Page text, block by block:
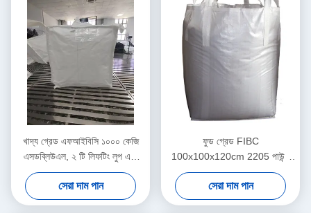
খাদ্য গ্রেড এফআইবিসি ১০০০ কেজি
এসডব্লিউএল, ২ টি লিফটিং লুপ এবং
ইউভি ট্রিটমেন্ট সহ
সেরা দাম পান
ফুড গ্রেড FIBC
100x100x120cm 2205 পাউন্ড
ক্ষমতা সহ
সেরা দাম পান